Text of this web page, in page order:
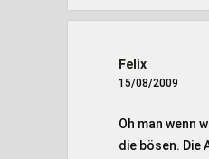
Felix
15/08/2009
Oh man wenn
die bösen. Die